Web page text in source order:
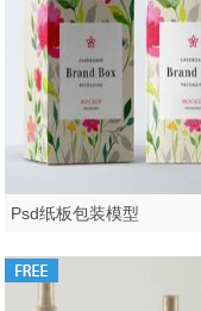
Psd纸板包装模型